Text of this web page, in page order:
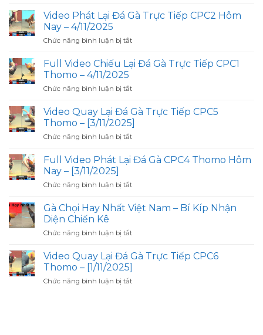
Tiếp
–
Quay
Lại
Gà
Tiếp
CPC3
–
Video Phát Lại Đá Gà Trực Tiếp CPC2 Hôm
Nay – 4/11/2025
Chức năng bình luận bị tắtở
Phát
Lại
Gà
Tiếp
CPC2
Hôm
Nay
4/11/2025
Full Video Chiếu Lại Đá Gà Trực Tiếp CPC1
Thomo – 4/11/2025
Chức năng bình luận bị tắtở
Video
Chiếu
Lại
Đá
Trực
Thomo
4/11/2025
Video Quay Lại Đá Gà Trực Tiếp CPC5
Thomo – [3/11/2025]
Chức năng bình luận bị tắtở
Quay
Lại
Gà
Tiếp
CPC5
–
Full Video Phát Lại Đá Gà CPC4 Thomo Hôm
Nay – [3/11/2025]
Chức năng bình luận bị tắtở
Video
Phát
Đá
CPC4
Nay
Gà Chọi Hay Nhất Việt Nam – Bí Kíp Nhận
Diện Chiến Kê
Chức năng bình luận bị tắtở
Chọi
Hay
Việt
Video Quay Lại Đá Gà Trực Tiếp CPC6
Thomo – [1/11/2025]
Chức năng bình luận bị tắtở